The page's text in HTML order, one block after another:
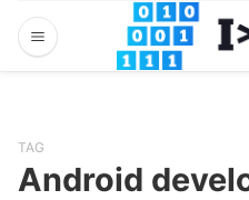
TAG
Android